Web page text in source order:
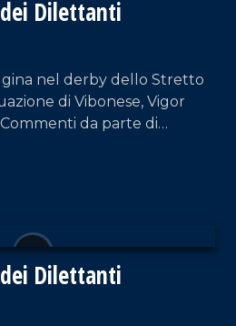
Dilettanti
nel derby dello Stretto
di Vibonese, Vigor
Commenti da parte di
Dilettanti